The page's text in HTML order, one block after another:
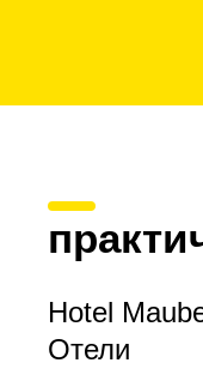
Hotel
Отели